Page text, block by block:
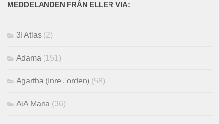
MEDDELANDEN FRÅN ELLER VIA:
3I Atlas (2)
Adama (151)
Agartha (Inre Jorden) (58)
AiA Maria (36)